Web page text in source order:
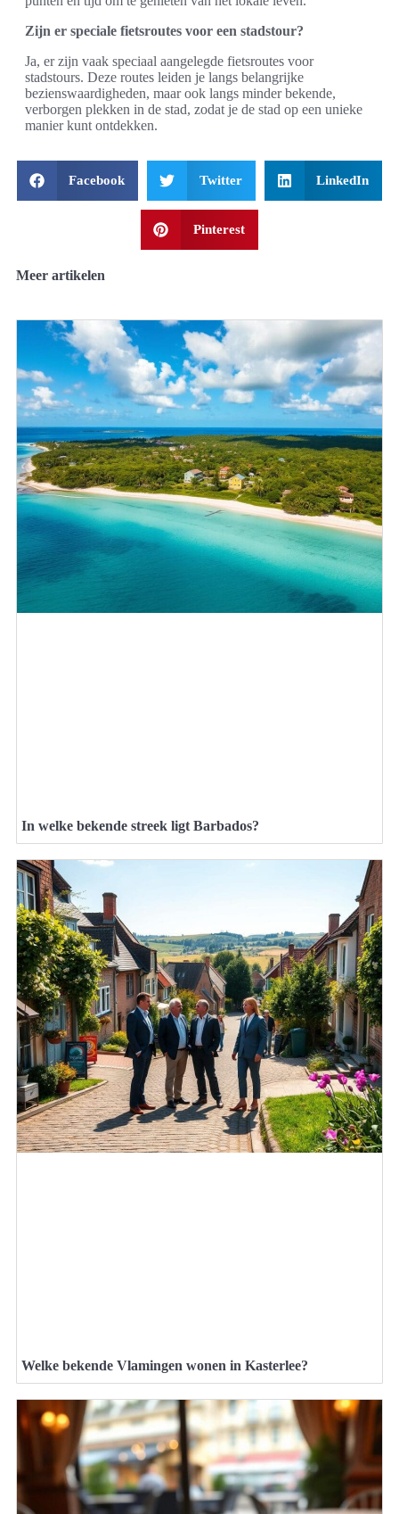
Zijn er speciale fietsroutes voor een stadstour?
Ja, er zijn vaak speciaal aangelegde fietsroutes voor
stadstours. Deze routes leiden je langs belangrijke
bezienswaardigheden, maar ook langs minder bekende,
verborgen plekken in de stad, zodat je de stad op een unieke
manier kunt ontdekken.
Facebook Twitter LinkedIn
Pinterest
Meer artikelen
In welke bekende streek ligt Barbados?
Welke bekende Vlamingen wonen in Kasterlee?